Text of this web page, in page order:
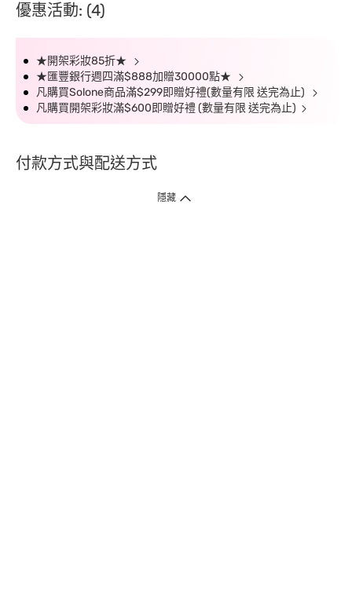
優惠活動: (4)
★開架彩妝85折★
★匯豐銀行週四滿$888加贈30000點★
凡購買Solone商品滿$299即贈好禮(數量有限 送完為止)
凡購買開架彩妝滿$600即贈好禮 (數量有限 送完為止)
付款方式與配送方式
隱藏